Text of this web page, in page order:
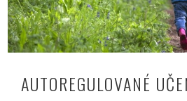
AUTOREGULOVANÉ